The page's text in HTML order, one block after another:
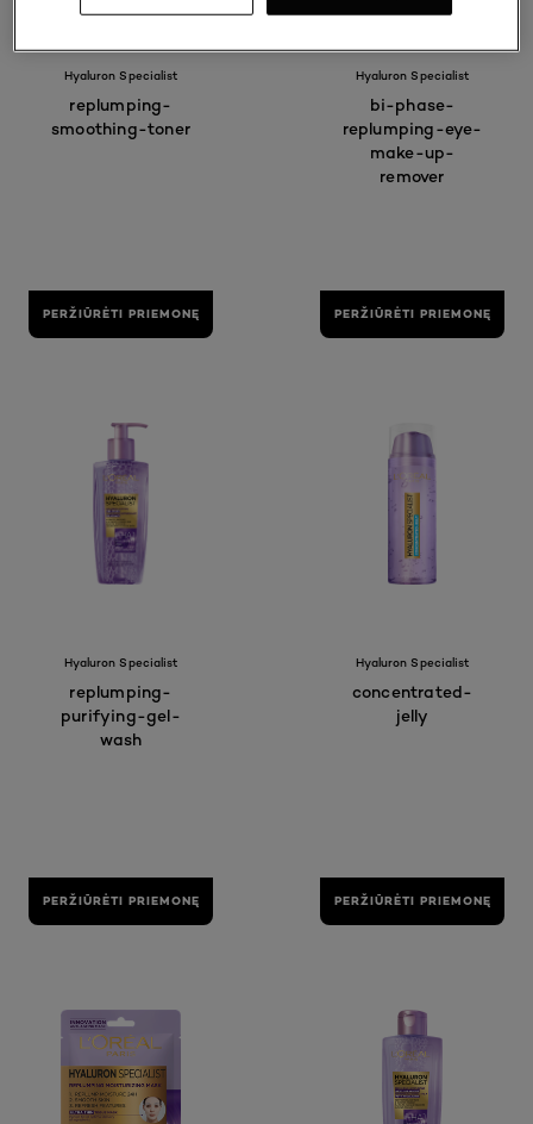
Hyaluron Specialist
replumping-
smoothing-toner
PERŽIŪRĖTI PRIEMONĘ
Hyaluron Specialist
bi-phase-
replumping-eye-
make-up-
remover
PERŽIŪRĖTI PRIEMONĘ
Hyaluron Specialist
replumping-
purifying-gel-
wash
PERŽIŪRĖTI PRIEMONĘ
Hyaluron Specialist
concentrated-
jelly
PERŽIŪRĖTI PRIEMONĘ